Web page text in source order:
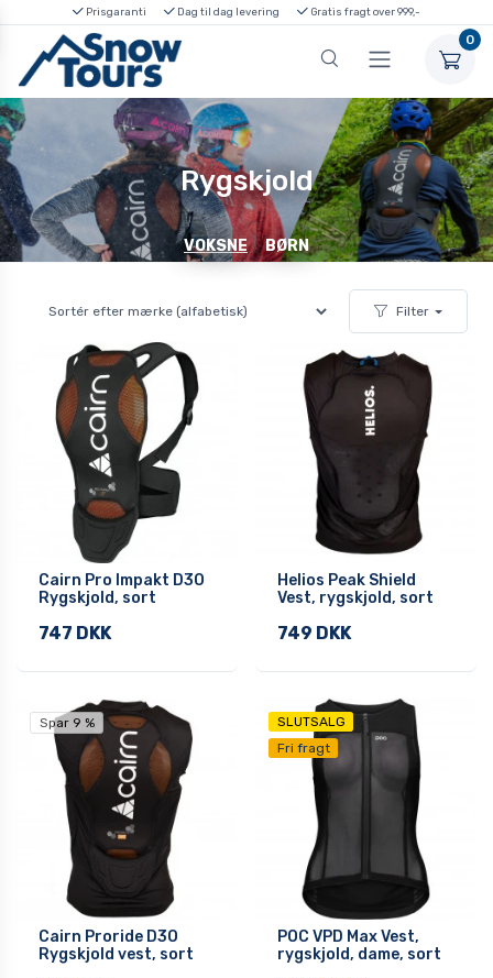
Prisgaranti Dag til dag levering Gratis fragt over 999,-
0
Rygskjold
VOKSNE BØRN
Filter
Cairn Pro Impakt D3O
Rygskjold, sort
747 DKK
Helios Peak Shield
Vest, rygskjold, sort
749 DKK
Spar 9 %
Cairn Proride D3O
Rygskjold vest, sort
SLUTSALG
Fri fragt
POC VPD Max Vest,
rygskjold, dame, sort